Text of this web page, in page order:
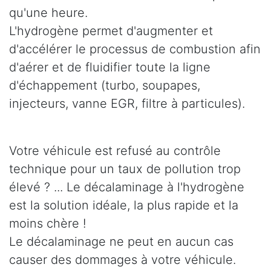
qu'une heure.
L'hydrogène permet d'augmenter et
d'accélérer le processus de combustion afin
d'aérer et de fluidifier toute la ligne
d'échappement (turbo, soupapes,
injecteurs, vanne EGR, filtre à particules).
Votre véhicule est refusé au contrôle
technique pour un taux de pollution trop
élevé ? ... Le décalaminage à l'hydrogène
est la solution idéale, la plus rapide et la
moins chère !
Le décalaminage ne peut en aucun cas
causer des dommages à votre véhicule.